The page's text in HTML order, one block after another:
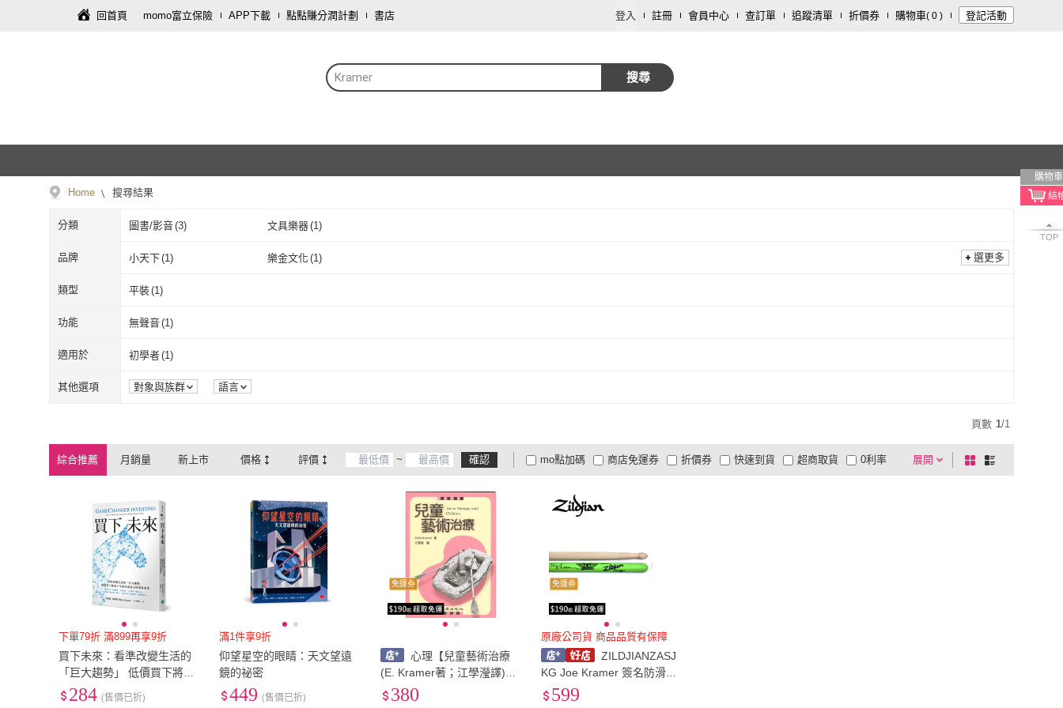
回首頁 momo富立保險 APP下載 點點賺分潤計劃 書店 登入 註冊 會員中心 查訂單 追蹤清單 折價券 購物車( 0 ) 登記活動
Kramer 搜尋
購物車
TOP
Home 搜尋結果
分類 圖書/影音(3) 文具樂器(1)
品牌 小天下(1) 樂金文化(1)
小天下
選更多
類型 平裝(1)
平裝(1
功能 無聲音(1)
無聲音
適用於 初學者(1)
初學者(1)
其他選項 對象與族群 語言
頁數 1/1
綜合推薦 月銷量 新上市 價格 評價 ~ 確認 展開
折價券
有影片
商品有量 電視購物
mo點加碼 快速到貨 超商取貨
大家電安心配
大家電快配
商店免運券 0利率
及以上
棋
盤
列
下單79折 滿899再享9折
買下未來：看準改變生活的
「巨大趨勢」 低價買下將來
十年最具成長力的黑馬產業
284 (售價已折)
滿1件享9折
仰望星空的眼睛：天文望遠
鏡的祕密
449 (售價已折)
免運券
心理【兒童藝術治療
(E. Kramer著；江學瀅譯)】
(2004年8月)(22054)
380
免運券
原廠公司貨 商品品質有保障
ZILDJIANZASJ
KG Joe Kramer 簽名防滑鼓
棒(原廠公司貨 商品品質有保
599